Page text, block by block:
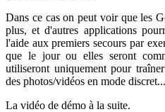
Dans ce cas on peut voir que les
plus, et d'autres applications
l'aide aux premiers secours par
que le jour ou elles seront
utiliseront uniquement pour
des photos/vidéos en mode discret...
La vidéo de démo à la suite.